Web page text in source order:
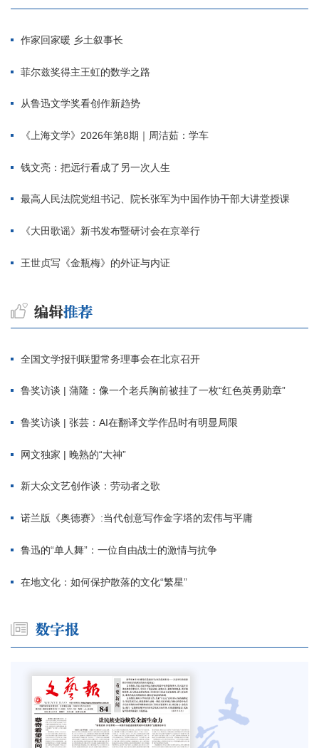
作家回家暖 乡土叙事长
菲尔兹奖得主王虹的数学之路
从鲁迅文学奖看创作新趋势
《上海文学》2026年第8期｜周洁茹：学车
钱文亮：把远行看成了另一次人生
最高人民法院党组书记、院长张军为中国作协干部大讲堂授课
《大田歌谣》新书发布暨研讨会在京举行
王世贞写《金瓶梅》的外证与内证
全国文学报刊联盟常务理事会在北京召开
鲁奖访谈 | 蒲隆：像一个老兵胸前被挂了一枚“红色英勇勋章”
鲁奖访谈 | 张芸：AI在翻译文学作品时有明显局限
网文独家 | 晚熟的“大神”
新大众文艺创作谈：劳动者之歌
诺兰版《奥德赛》:当代创意写作金字塔的宏伟与平庸
鲁迅的“单人舞”：一位自由战士的激情与抗争
在地文化：如何保护散落的文化“繁星”